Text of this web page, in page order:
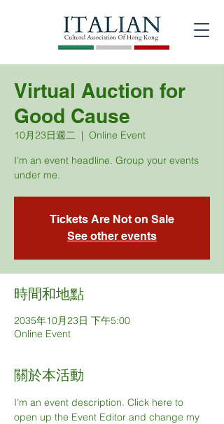
Virtual Auction for
Good Cause
10月23日週二
  |
Online Event
I’m an event headline. Group your events
under me.
Tickets Are Not on Sale
See other events
時間和地點
2035年10月23日 下午5:00
Online Event
關於本活動
I’m an event description. Click here to
open up the Event Editor and change my